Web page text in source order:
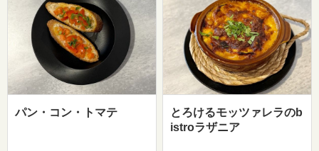
パン・コン・トマテ
とろけるモッツァレラのb
istroラザニア